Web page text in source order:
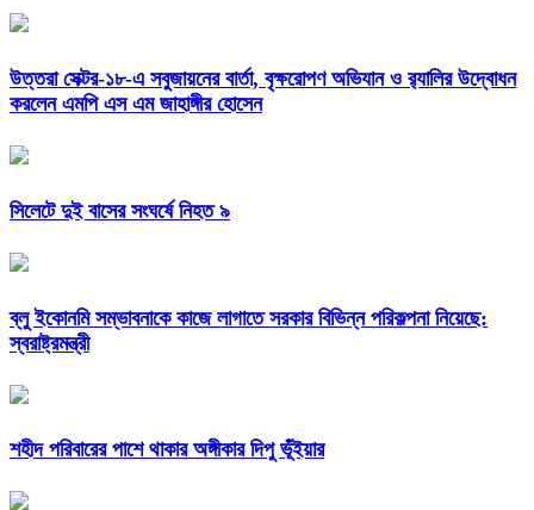
উত্তরা সেক্টর-১৮-এ সবুজায়নের বার্তা, বৃক্ষরোপণ অভিযান ও র‍্যালির উদ্বোধন
করলেন এমপি এস এম জাহাঙ্গীর হোসেন
সিলেটে দুই বাসের সংঘর্ষে নিহত ৯
ব্লু ইকোনমি সম্ভাবনাকে কাজে লাগাতে সরকার বিভিন্ন পরিকল্পনা নিয়েছে:
স্বরাষ্ট্রমন্ত্রী
শহীদ পরিবারের পাশে থাকার অঙ্গীকার দিপু ভূঁইয়ার